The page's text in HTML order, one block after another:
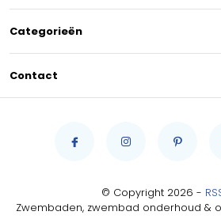
Categorieën
Contact
© Copyright 2026 -
Zwembaden, zwembad onderhoud &